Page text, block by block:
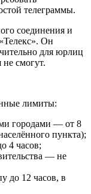
телеграммы.
соединения и
Он
для юрлиц
смогут.
лимиты:
городами — от 8
пункта);
4 часов;
— не
до 12 часов, в